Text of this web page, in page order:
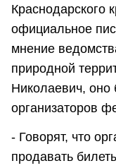
Краснодарского
официальное
мнение
природной
Николаевич, оно
организаторов
- Говорят, что
продавать